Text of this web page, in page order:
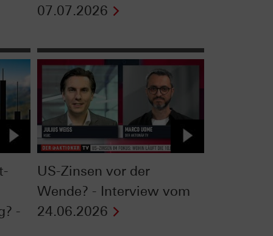
07.07.2026
-
US-Zinsen vor der
Wende? - Interview vom
24.06.2026